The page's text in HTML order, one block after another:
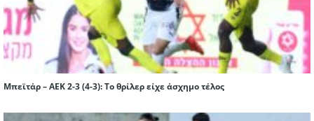
Μπεϊτάρ – ΑΕΚ 2-3 (4-3): Το θρίλερ είχε άσχημο τέλος